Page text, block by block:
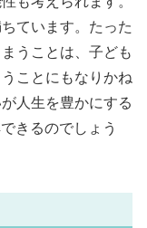
ています。たった
うことは、子ども
ことにもなりかね
人生を豊かにする
きるのでしょう